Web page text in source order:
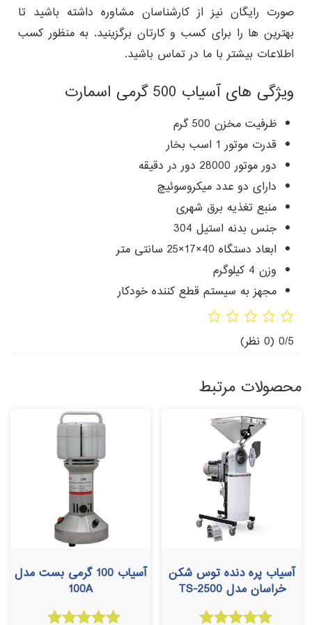
صورت رایگان نیز از کارشناسان مشاوره داشته باشید تا
بهترین ها را برای کسب و کارتان برگزینید. به منظور کسب
اطلاعات بیشتر با ما در تماس باشید.
ویژگی های آسیاب 500 گرمی اسمارت
ظرفیت مخزن 500 گرم
قدرت موتور 1 اسب بخار
دور موتور 28000 دور در دقیقه
دارای دو عدد میکروسوئیچ
منبع تغذیه برق شهری
جنس بدنه استیل 304
ابعاد دستگاه 40×17×25 سانتی متر
وزن 4 کیلوگرم
مجهز به سیستم قطع کننده خودکار
0/5 (0 نظر)
محصولات مرتبط
آسیاب پره دنده توس شکن
خراسان مدل TS-2500
آسیاب 100 گرمی بست مدل
100A